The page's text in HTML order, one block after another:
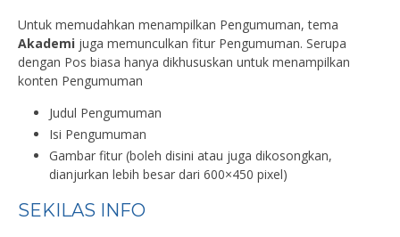
Untuk memudahkan menampilkan Pengumuman, tema
Akademi juga memunculkan fitur Pengumuman. Serupa
dengan Pos biasa hanya dikhususkan untuk menampilkan
konten Pengumuman
Judul Pengumuman
Isi Pengumuman
Gambar fitur (boleh disini atau juga dikosongkan,
dianjurkan lebih besar dari 600×450 pixel)
SEKILAS INFO